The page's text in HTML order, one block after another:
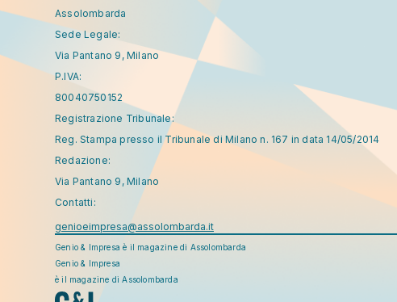
Assolombarda
Sede Legale:
Via Pantano 9, Milano
P.IVA:
80040750152
Registrazione Tribunale:
Reg. Stampa presso il Tribunale di Milano n. 167 in data 14/05/2014
Redazione:
Via Pantano 9, Milano
Contatti:
genioeimpresa@assolombarda.it
Genio & Impresa è il magazine di Assolombarda
Genio & Impresa
è il magazine di Assolombarda